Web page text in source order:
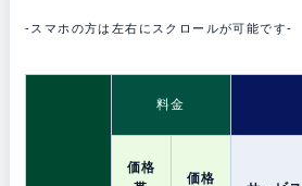
-スマホの方は左右にスクロールが可能です-
料金
価格
価格